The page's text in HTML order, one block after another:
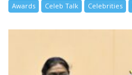
Awards Celeb Talk Celebrities